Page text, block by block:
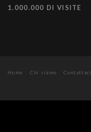
1.000.000 DI VISITE
Home Chi siamo Contattaci